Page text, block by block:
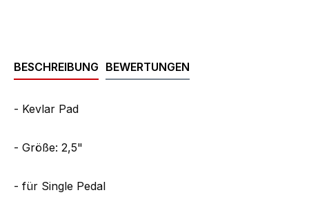
BESCHREIBUNG BEWERTUNGEN
- Kevlar Pad
- Größe: 2,5"
- für Single Pedal